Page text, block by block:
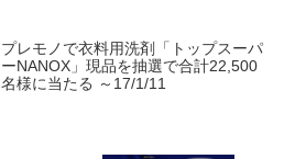
プレモノで衣料用洗剤「トップスーパ
ーNANOX」現品を抽選で合計22,500
名様に当たる ～17/1/11